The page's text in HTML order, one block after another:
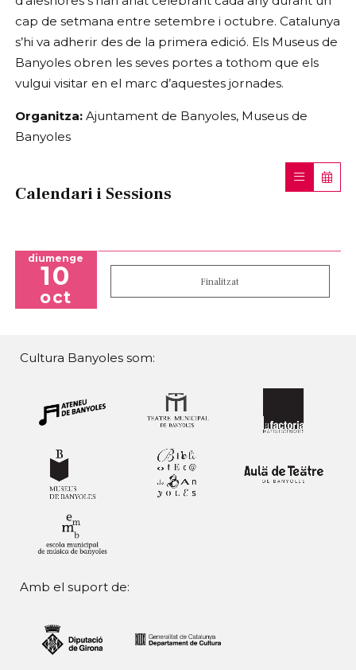
cap de setmana entre setembre i octubre. Catalunya
s’hi va adherir des de la primera edició. Els Museus de
Banyoles obren les seves portes a tothom que els
vulgui visitar en el marc d’aquestes jornades.
Organitza: Ajuntament de Banyoles, Museus de
Banyoles
Calendari i Sessions
diumenge
10
oct
Finalitzat
Cultura Banyoles som:
Amb el suport de: